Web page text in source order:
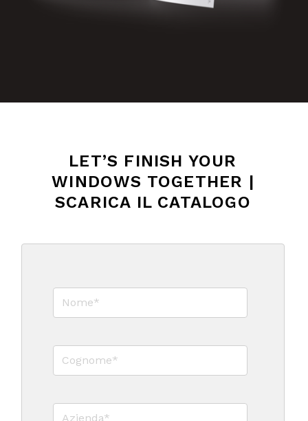
LET’S FINISH YOUR
WINDOWS TOGETHER |
SCARICA IL CATALOGO